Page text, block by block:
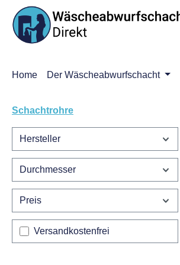
Hauptinhalt springen
Zur Suche springen
Zur Hauptnavigation springen
Home Der Wäscheabwurfschacht
Schachtrohre
Hersteller
Durchmesser
Preis
Filter hinzufügen: Versandkostenfrei
Versandkostenfrei